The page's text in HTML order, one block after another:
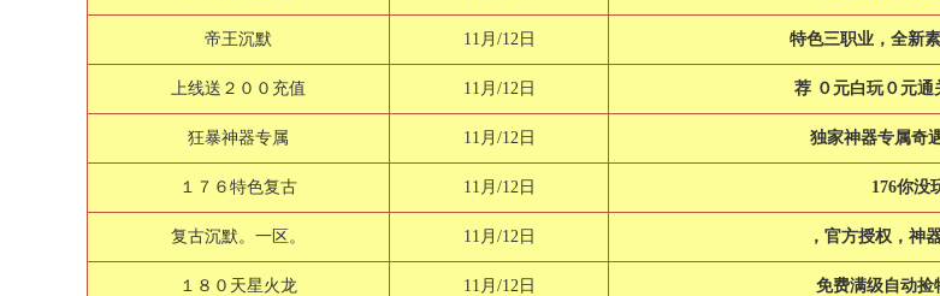
帝王沉默 11月/12日 特色三职业，全新
上线送２００充值 11月/12日 荐 ０元白玩０元通
狂暴神器专属 11月/12日 独家神器专属奇
１７６特色复古 11月/12日 176你没
复古沉默。一区。 11月/12日 ，官方授权，神
１８０天星火龙 11月/12日 免费满级自动捡